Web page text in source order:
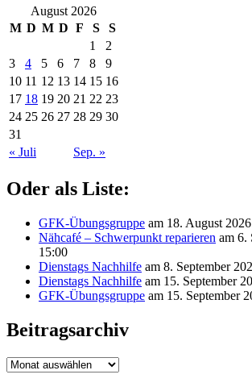
August 2026
M D M D F S
S
1
2
3
4 5 6 7 8
9
10 11 12 13 14 15 16
17 18 19 20 21 22 23
24 25 26 27 28 29 30
31
« Juli
Sep. »
Oder als Liste:
GFK-Übungsgruppe am 18. August
Nähcafé – Schwerpunkt reparieren am 6.
15:00
Dienstags Nachhilfe am 8. September
Dienstags Nachhilfe am 15. September
GFK-Übungsgruppe am 15. September
Beitragsarchiv
Beitragsarchiv